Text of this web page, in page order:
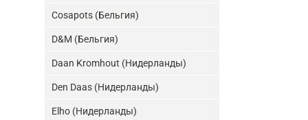
Cosapots (Бельгия)
D&M (Бельгия)
Daan Kromhout (Нидерланды)
Den Daas (Нидерланды)
Elho (Нидерланды)